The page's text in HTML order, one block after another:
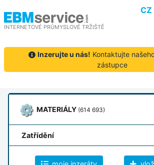
INTERNETOVÉ PRŮMYSLOVÉ TRŽIŠTĚ
CZ
Inzerujte u nás! Kontaktujte
zástupce
MATERIÁLY (614 693)
zatřídění